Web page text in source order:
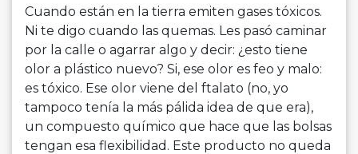
Cuando están en la tierra emiten gases tóxicos.
Ni te digo cuando las quemas. Les pasó caminar
por la calle o agarrar algo y decir: ¿esto tiene
olor a plástico nuevo? Si, ese olor es feo y malo:
es tóxico. Ese olor viene del ftalato (no, yo
tampoco tenía la más pálida idea de que era),
un compuesto químico que hace que las bolsas
tengan esa flexibilidad. Este producto no queda